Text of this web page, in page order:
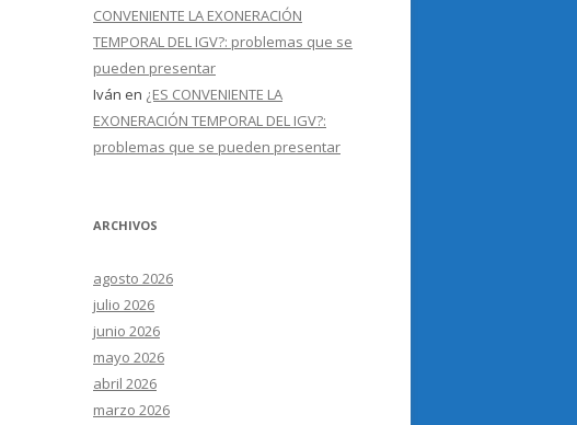
CONVENIENTE LA EXONERACIÓN
TEMPORAL DEL IGV?: problemas que se
pueden presentar
Iván en ¿ES CONVENIENTE LA
EXONERACIÓN TEMPORAL DEL IGV?:
problemas que se pueden presentar
ARCHIVOS
agosto 2026
julio 2026
junio 2026
mayo 2026
abril 2026
marzo 2026